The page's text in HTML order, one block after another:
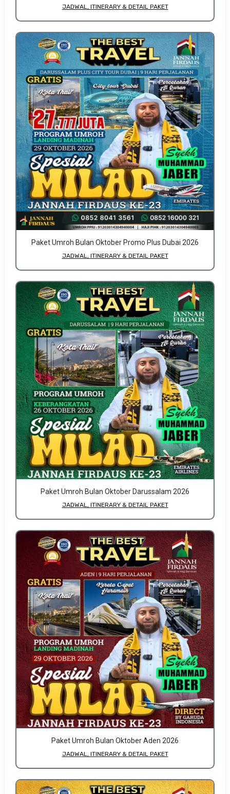
JADWAL, ITINERARY & DETAIL PAKET
Paket Umroh Bulan Oktober Promo Plus Dubai 2026
JADWAL, ITINERARY & DETAIL PAKET
Paket Umroh Bulan Oktober Darussalam 2026
JADWAL, ITINERARY & DETAIL PAKET
Paket Umroh Bulan Oktober Aden 2026
JADWAL, ITINERARY & DETAIL PAKET